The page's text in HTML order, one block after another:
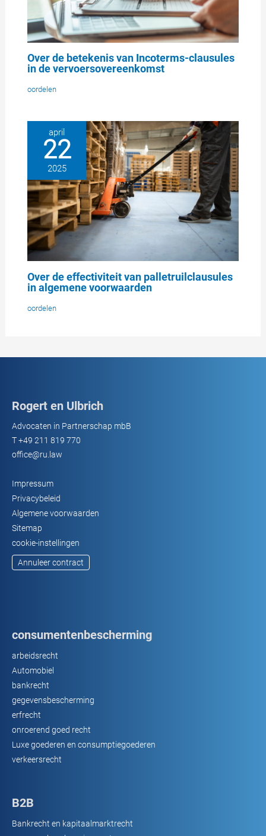
Over de betekenis van Incoterms-clausules
in de vervoersovereenkomst
oordelen
april
22
2025
Over de effectiviteit van palletruilclausules
in algemene voorwaarden
oordelen
Rogert en Ulbrich
Advocaten in Partnerschap mbB
T+49 211 819 770
office@ru.law
Impressum
Privacybeleid
Algemene voorwaarden
Sitemap
cookie-instellingen
Annuleer contract
consumentenbescherming
arbeidsrecht
Automobiel
bankrecht
gegevensbescherming
erfrecht
onroerend goed recht
Luxe goederen en consumptiegoederen
verkeersrecht
B2B
Bankrecht en kapitaalmarktrecht